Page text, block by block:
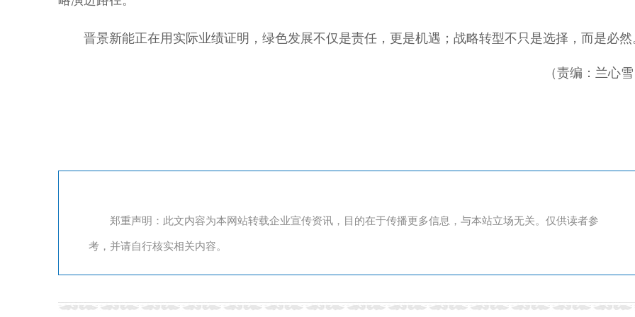
晋景新能正在用实际业绩证明，绿色发展不仅是责任，更是机遇；战略转型不只是选择，而是必然
（责编：兰心
郑重声明：此文内容为本网站转载企业宣传资讯，目的在于传播更多信息，与本站立场无关。仅供读者参
考，并请自行核实相关内容。